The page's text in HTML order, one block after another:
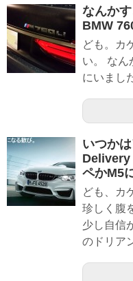
なんか
BMW
ども。カ
い。 なん
にいまし
いつか
Delivery
ペかM5
ども、カ
珍しく腹
少し自信
のドリア